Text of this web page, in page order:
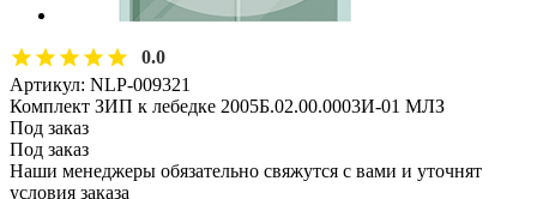
0.0
Артикул: NLP-009321
Комплект ЗИП к лебедке 2005Б.02.00.0003И-01 МЛЗ
Под заказ
Под заказ
Наши менеджеры обязательно свяжутся с вами и уточнят
условия заказа